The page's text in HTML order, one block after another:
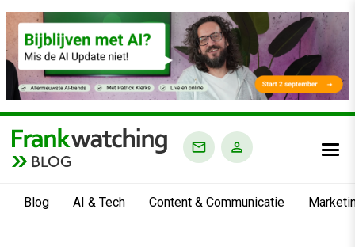
BLOG
Blog AI & Tech Content & Communicatie